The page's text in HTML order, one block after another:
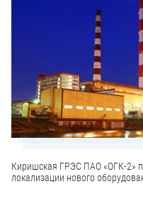
Киришская ГРЭС ПАО «ОГК-2»
локализации нового